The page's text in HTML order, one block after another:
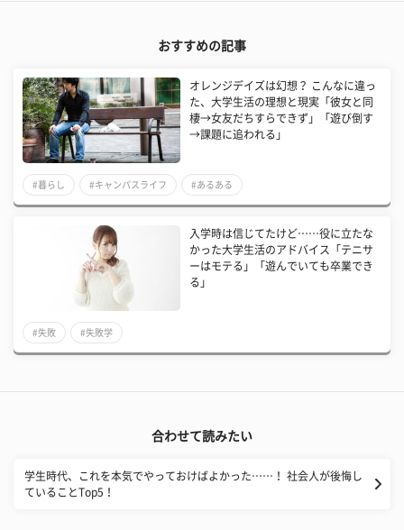
おすすめの記事
オレンジデイズは幻想？ こんなに違っ
た、大学生活の理想と現実「彼女と同
棲→女友だちすらできず」「遊び倒す
→課題に追われる」
#暮らし #キャンパスライフ #あるある
入学時は信じてたけど……役に立たな
かった大学生活のアドバイス「テニサ
ーはモテる」「遊んでいても卒業でき
る」
#失敗 #失敗学
合わせて読みたい
学生時代、これを本気でやっておけばよかった……！ 社会人が後悔し
ていることTop5！